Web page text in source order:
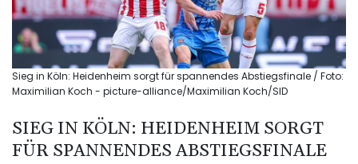
Sieg in Köln: Heidenheim sorgt für spannendes Abstiegsfinale / Foto:
Maximilian Koch - picture-alliance/Maximilian Koch/SID
SIEG IN KÖLN: HEIDENHEIM SORGT
FÜR SPANNENDES ABSTIEGSFINALE